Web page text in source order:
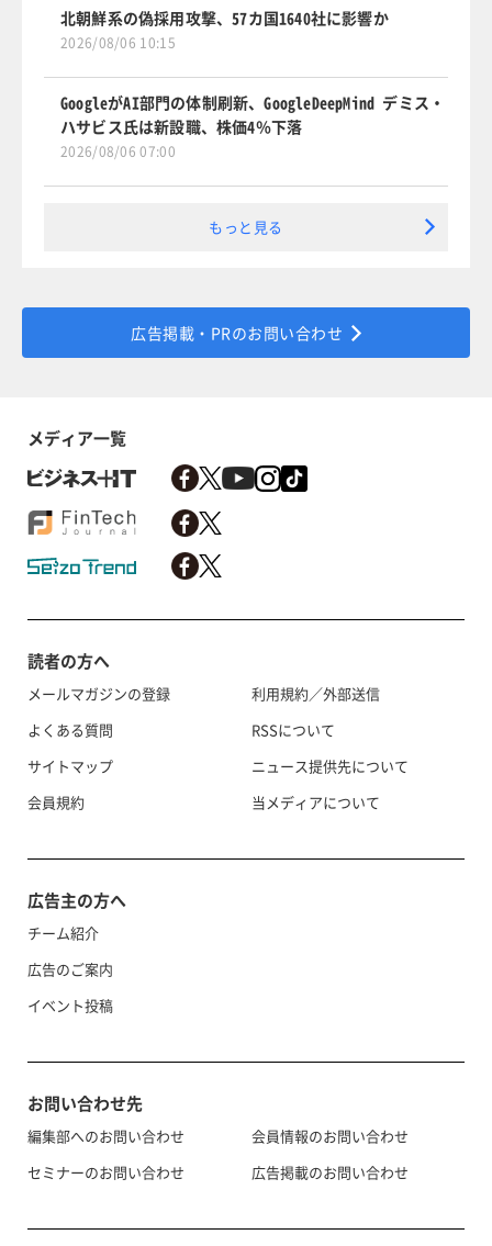
北朝鮮系の偽採用攻撃、57カ国1640社に影響か
2026/08/06 10:15
GoogleがAI部門の体制刷新、GoogleDeepMind デミス・
ハサビス氏は新設職、株価4％下落
2026/08/06 07:00
もっと見る
広告掲載・PRのお問い合わせ
メディア一覧
読者の方へ
メールマガジンの登録
よくある質問
サイトマップ
会員規約
利用規約／外部送信
RSSについて
ニュース提供先について
当メディアについて
広告主の方へ
チーム紹介
広告のご案内
イベント投稿
お問い合わせ先
編集部へのお問い合わせ
セミナーのお問い合わせ
会員情報のお問い合わせ
広告掲載のお問い合わせ